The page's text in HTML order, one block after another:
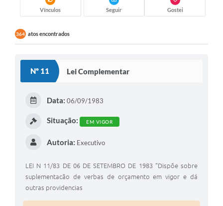
Vínculos Seguir Gostei
364 atos encontrados
Nº 11 Lei Complementar
Data: 06/09/1983
Situação: EM VIGOR
Autoria: Executivo
LEI N 11/83 DE 06 DE SETEMBRO DE 1983 "Dispõe sobre
suplementacão de verbas de orçamento em vigor e dá
outras providencias